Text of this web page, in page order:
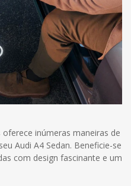
oferece inúmeras maneiras de
Audi A4 Sedan. Beneficie-se
com design fascinante e um